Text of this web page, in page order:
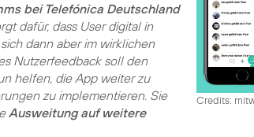
Credits:
bei Telefónica Deutschland
dafür, dass User digital in
dann aber im wirklichen
Nutzerfeedback soll den
helfen, die App weiter zu
zu implementieren. Sie
Ausweitung auf weitere